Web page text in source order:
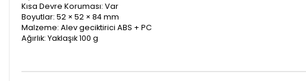
Kısa Devre Koruması: Var
Boyutlar: 52 × 52 × 84 mm
Malzeme: Alev geciktirici ABS + PC
Ağırlık: Yaklaşık 100 g